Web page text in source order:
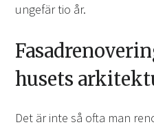
ungefär tio år.
husets
Det är inte så ofta man